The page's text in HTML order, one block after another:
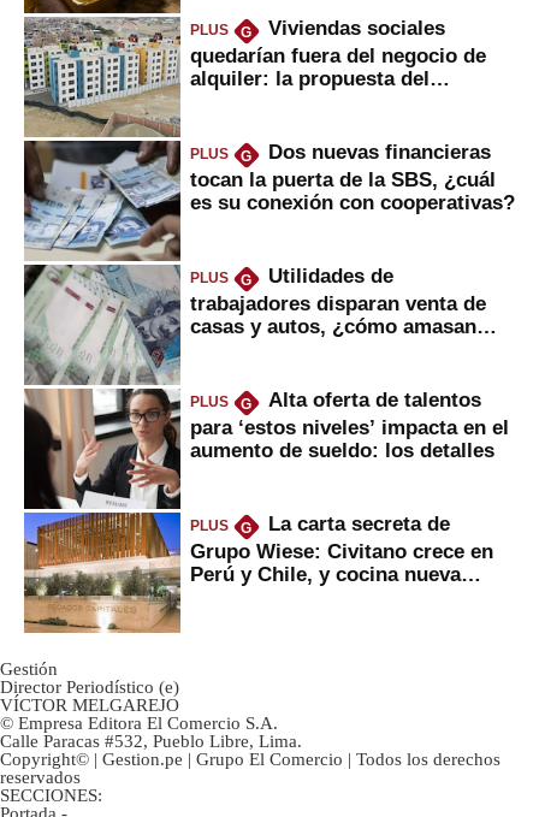
PLUS G
Viviendas sociales
quedarían fuera del negocio de
alquiler: la propuesta del
PLUS G
Dos nuevas financieras
tocan la puerta de la SBS, ¿cuál
es su conexión con cooperativas?
PLUS G
Utilidades de
trabajadores disparan venta de
casas y autos, ¿cómo amasan
PLUS G
Alta oferta de talentos
para ‘estos niveles’ impacta en el
aumento de sueldo: los detalles
PLUS G
La carta secreta de
Grupo Wiese: Civitano crece en
Perú y Chile, y cocina nueva
Gestión
Director Periodístico (e)
VÍCTOR MELGAREJO
© Empresa Editora El Comercio S.A.
Calle Paracas #532, Pueblo Libre, Lima.
Copyright© | Gestion.pe | Grupo El Comercio | Todos los derechos
reservados
SECCIONES: